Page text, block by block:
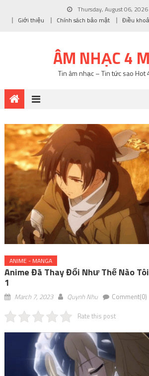
Thursday, August 06, 2026
Giới thiệu
Chính sách bảo mật Điều
ÂM NHẠC 4
Tin âm nhạc – Tin tức sao Hot
ANIME - MANGA
Anime Đã Thay Đổi Như Thế Nào
1
March 7, 2023 Quynh Nhu Comment(0)
Rate this post